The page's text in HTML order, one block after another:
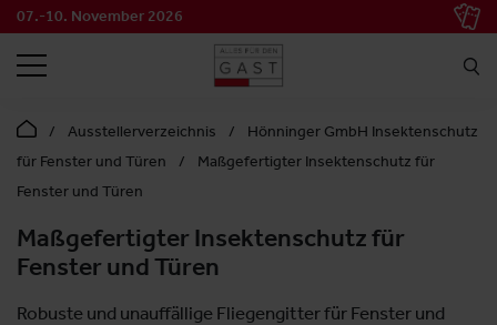
07.-10. November 2026
SUCHEN
Ausstellerverzeichnis
Hönninger GmbH Insektenschutz
für Fenster und Türen
Maßgefertigter Insektenschutz für
Fenster und Türen
Maßgefertigter Insektenschutz für
Fenster und Türen
Robuste und unauffällige Fliegengitter für Fenster und